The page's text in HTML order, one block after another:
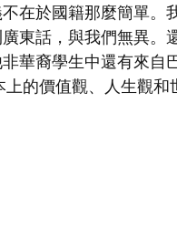
在於國籍那麼簡單。
東話，與我們無異。
華裔學生中還有來自
的價值觀、人生觀和